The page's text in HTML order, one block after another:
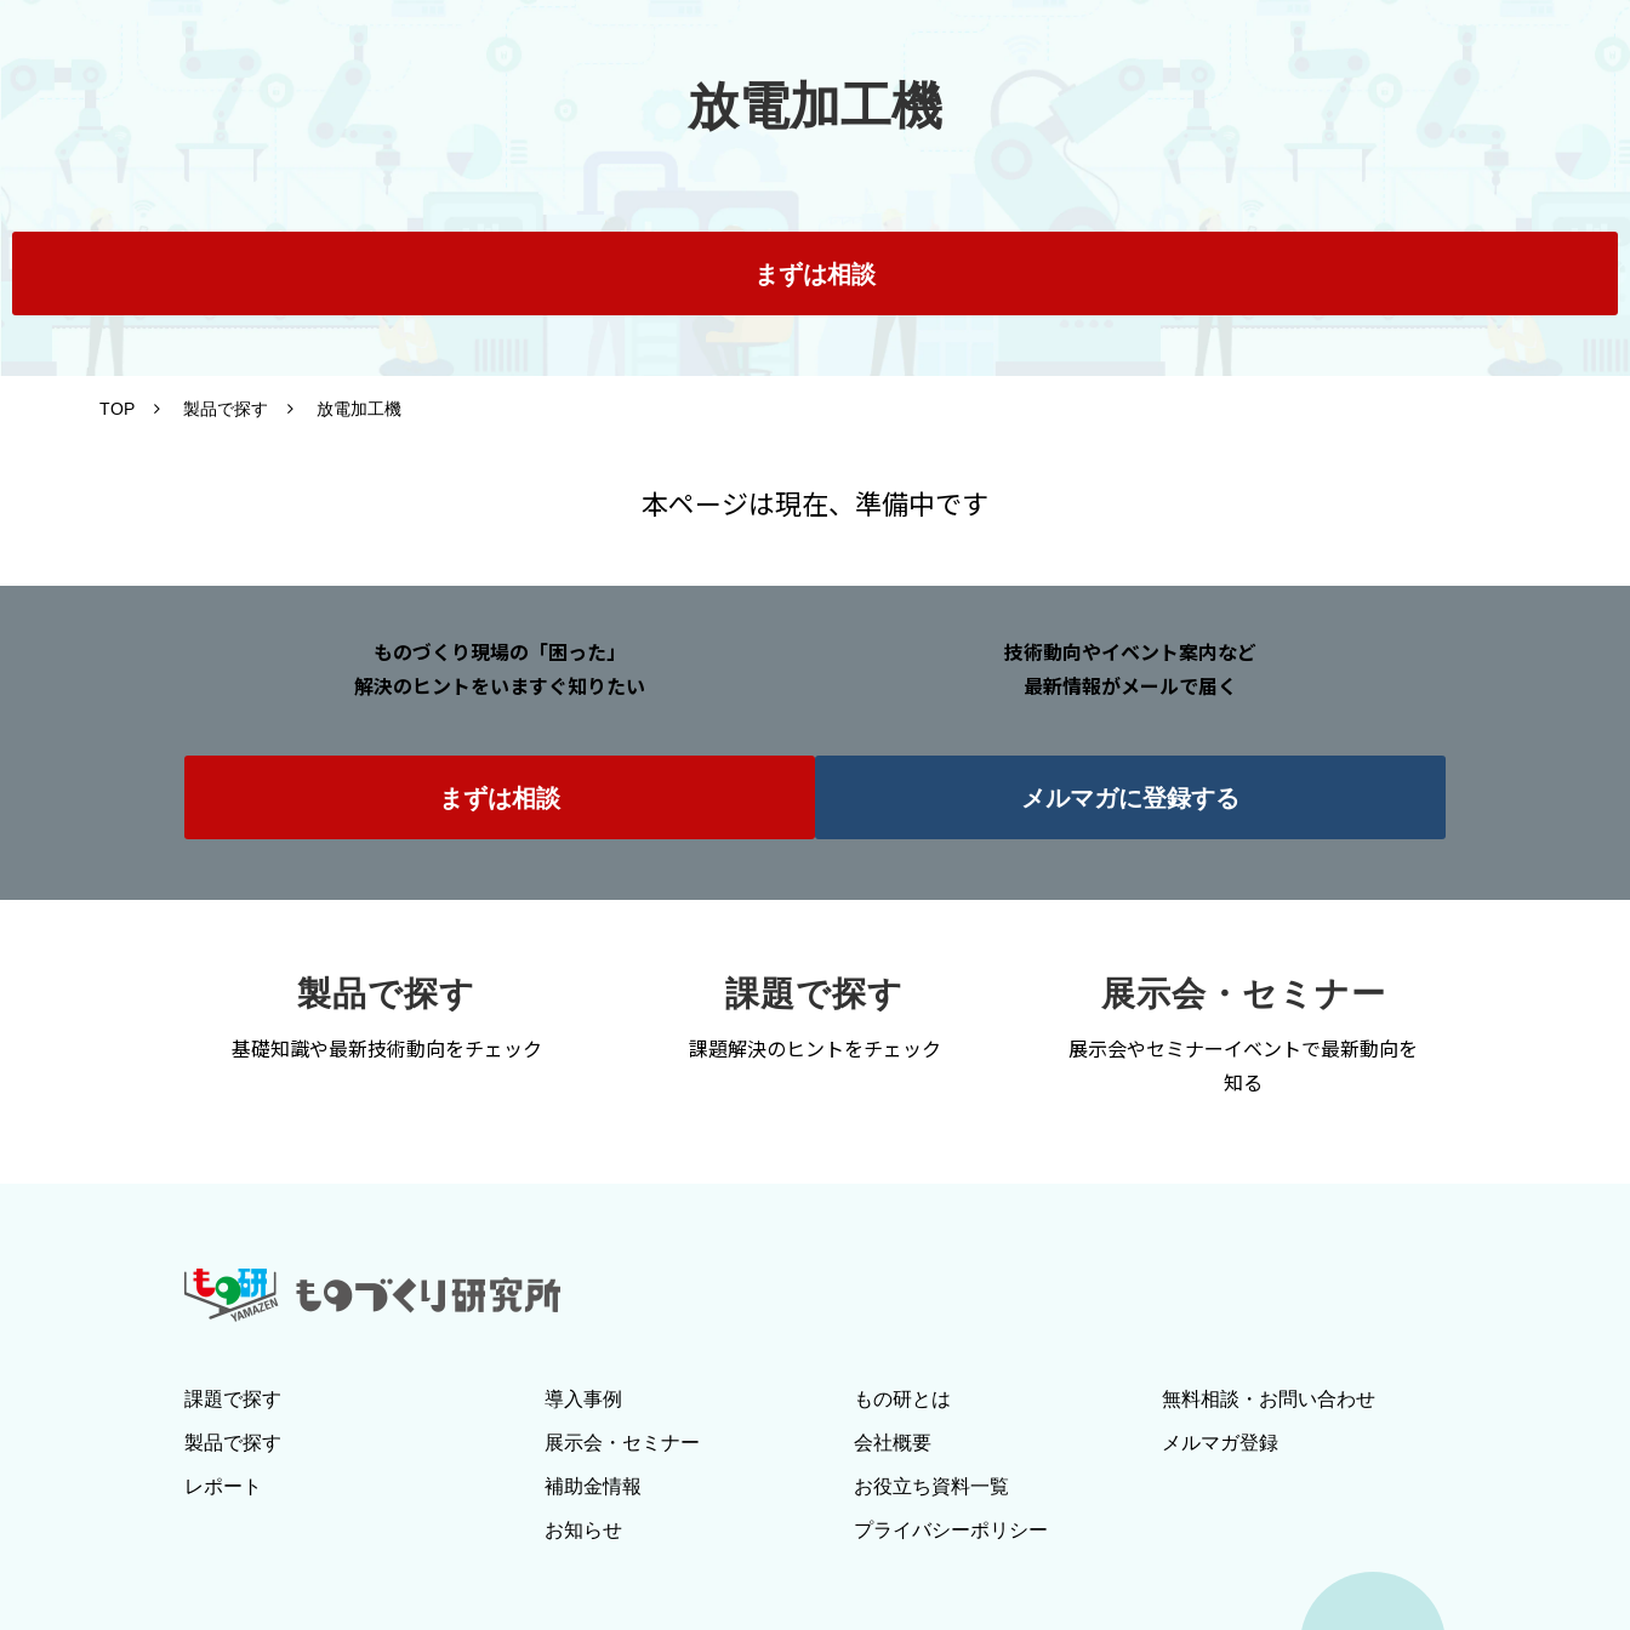
放電加工機
まずは相談
TOP 製品で探す 放電加工機
本ページは現在、準備中です
ものづくり現場の「困った」
解決のヒントをいますぐ知りたい
まずは相談
技術動向やイベント案内など
最新情報がメールで届く
メルマガに登録する
製品で探す
基礎知識や最新技術動向をチェック
課題で探す
課題解決のヒントをチェック
展示会・セミナー
展⽰会やセミナーイベントで最新動向を
知る
課題で探す
製品で探す
レポート
導入事例
展示会・セミナー
補助金情報
お知らせ
もの研とは
会社概要
お役立ち資料一覧
プライバシーポリシー
無料相談・お問い合わせ
メルマガ登録